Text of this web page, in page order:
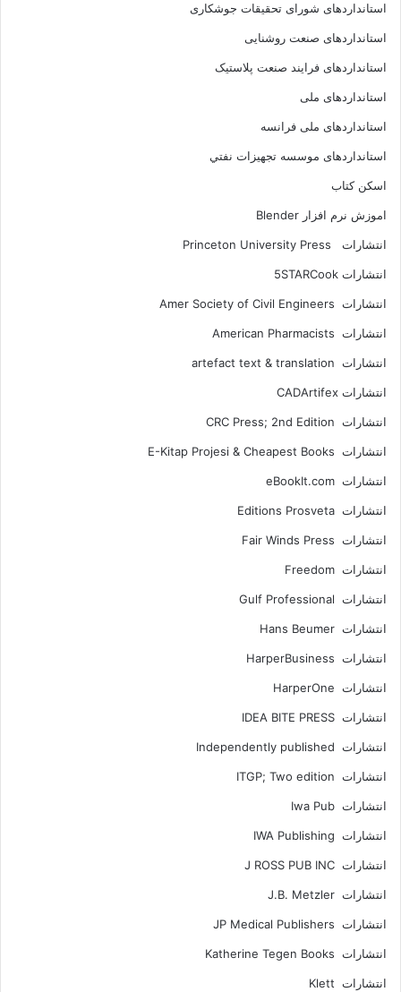
استانداردهای شورای تحقیقات جوشکاری
استانداردهای صنعت روشنایی
استانداردهای فرايند صنعت پلاستيک
استانداردهای ملی
استانداردهای ملی فرانسه
استانداردهای موسسه تجهيزات نفتي
اسکن کتاب
اموزش نرم افزار Blender
انتشارات Princeton University Press
انتشارات ‎ 5STARCook
انتشارات Amer Society of Civil Engineers
انتشارات American Pharmacists
انتشارات artefact text & translation
انتشارات ‎ CADArtifex
انتشارات CRC Press; 2nd Edition
انتشارات E-Kitap Projesi & Cheapest Books
انتشارات eBookIt.com
انتشارات Editions Prosveta
انتشارات Fair Winds Press
انتشارات Freedom
انتشارات Gulf Professional
انتشارات Hans Beumer
انتشارات HarperBusiness
انتشارات HarperOne
انتشارات IDEA BITE PRESS
انتشارات Independently published
انتشارات ITGP; Two edition
انتشارات Iwa Pub
انتشارات IWA Publishing
انتشارات J ROSS PUB INC
انتشارات J.B. Metzler
انتشارات JP Medical Publishers
انتشارات Katherine Tegen Books
انتشارات Klett